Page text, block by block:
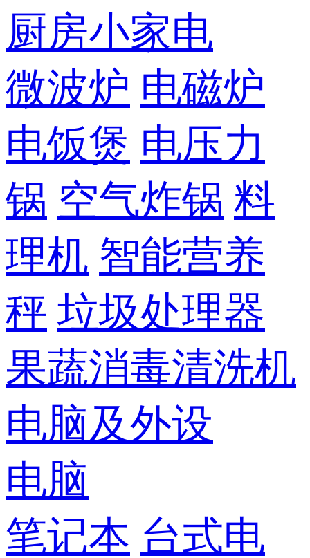
厨房小家电
微波炉 电磁炉
电饭煲 电压力
锅 空气炸锅 料
理机 智能营养
秤 垃圾处理器
果蔬消毒清洗机
电脑及外设
电脑
笔记本 台式电